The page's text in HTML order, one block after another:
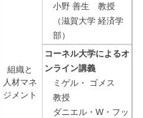
組織と
人材マネ
ジメント
小野 善生 教授
（滋賀大学 経済学
部）
コーネル大学によるオ
ンライン講義
ミゲル・ ゴメス
教授
ダニエル・W・フッ